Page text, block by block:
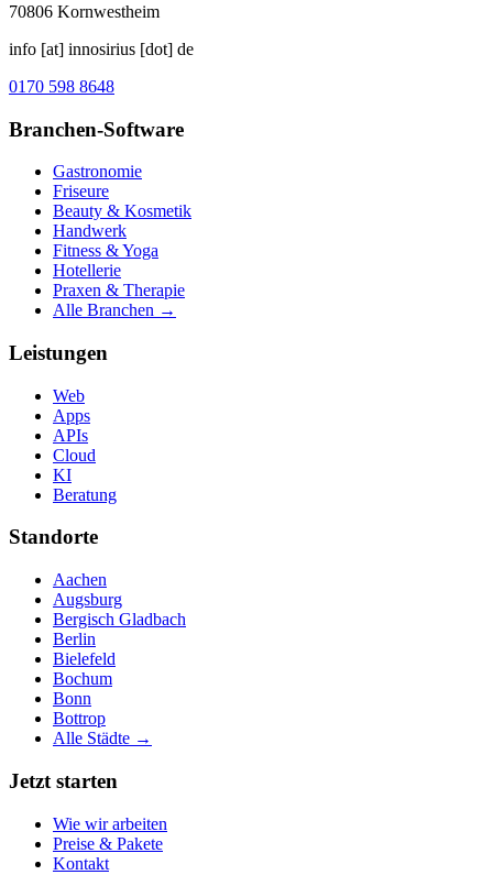
70806 Kornwestheim
info [at] innosirius [dot] de
0170 598 8648
Branchen-Software
Gastronomie
Friseure
Beauty & Kosmetik
Handwerk
Fitness & Yoga
Hotellerie
Praxen & Therapie
Alle Branchen →
Leistungen
Web
Apps
APIs
Cloud
KI
Beratung
Standorte
Aachen
Augsburg
Bergisch Gladbach
Berlin
Bielefeld
Bochum
Bonn
Bottrop
Alle Städte →
Jetzt starten
Wie wir arbeiten
Preise & Pakete
Kontakt